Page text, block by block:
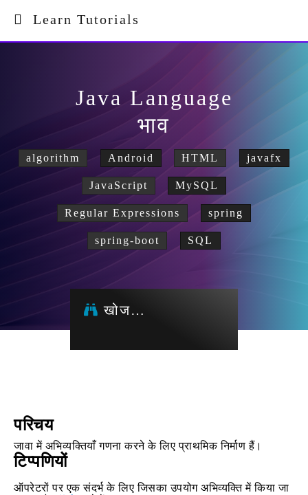
Learn Tutorials
Java Language
भाव
algorithm Android HTML javafx
JavaScript MySQL
Regular Expressions spring
spring-boot SQL
खोज…
परिचय
जावा में अभिव्यक्तियाँ गणना करने के लिए प्राथमिक निर्माण हैं।
टिप्पणियों
ऑपरेटरों पर एक संदर्भ के लिए जिसका उपयोग अभिव्यक्ति में किया जा